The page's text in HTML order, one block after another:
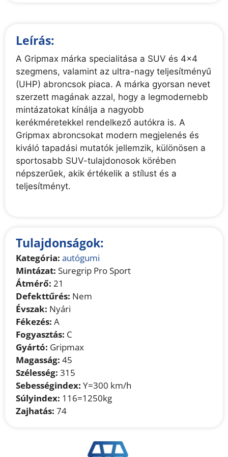
Leírás:
A Gripmax márka specialitása a SUV és 4x4
szegmens, valamint az ultra-nagy teljesítményű
(UHP) abroncsok piaca. A márka gyorsan nevet
szerzett magának azzal, hogy a legmodernebb
mintázatokat kínálja a nagyobb
kerékméretekkel rendelkező autókra is. A
Gripmax abroncsokat modern megjelenés és
kiváló tapadási mutatók jellemzik, különösen a
sportosabb SUV-tulajdonosok körében
népszerűek, akik értékelik a stílust és a
teljesítményt.
Tulajdonságok:
Kategória: autógumi
Mintázat: Suregrip Pro Sport
Átmérő: 21
Defekttűrés: Nem
Évszak: Nyári
Fékezés: A
Fogyasztás: C
Gyártó: Gripmax
Magasság: 45
Szélesség: 315
Sebességindex: Y=300 km/h
Súlyindex: 116=1250kg
Zajhatás: 74